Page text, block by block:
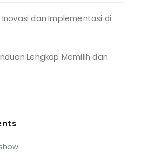
Inovasi dan Implementasi di
Lengkap Memilih dan